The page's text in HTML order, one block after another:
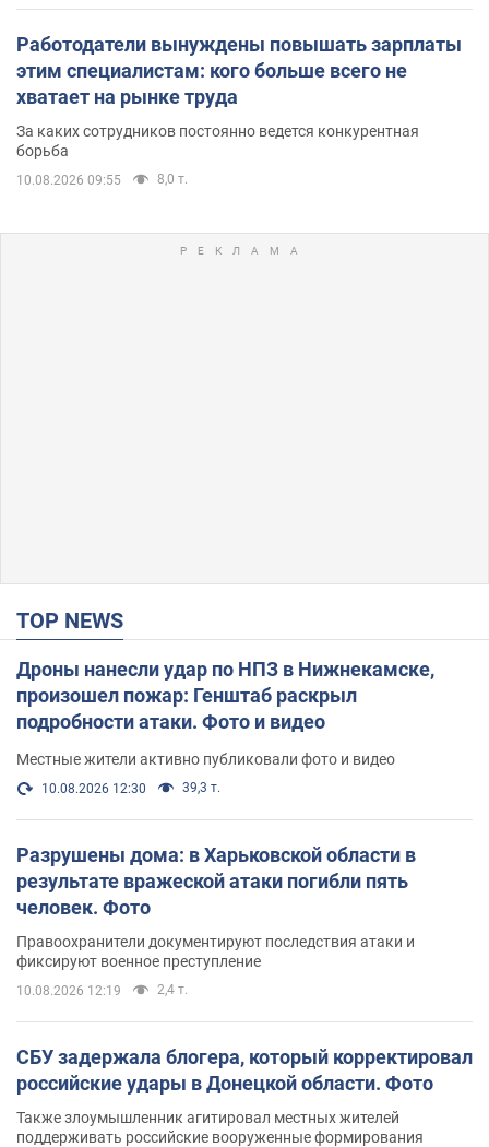
Работодатели вынуждены повышать зарплаты
этим специалистам: кого больше всего не
хватает на рынке труда
За каких сотрудников постоянно ведется конкурентная
борьба
10.08.2026 09:55 8,0 т.
TOP NEWS
Дроны нанесли удар по НПЗ в Нижнекамске,
произошел пожар: Генштаб раскрыл
подробности атаки. Фото и видео
Местные жители активно публиковали фото и видео
10.08.2026 12:30 39,3 т.
Разрушены дома: в Харьковской области в
результате вражеской атаки погибли пять
человек. Фото
Правоохранители документируют последствия атаки и
фиксируют военное преступление
10.08.2026 12:19 2,4 т.
СБУ задержала блогера, который корректировал
российские удары в Донецкой области. Фото
Также злоумышленник агитировал местных жителей
поддерживать российские вооруженные формирования